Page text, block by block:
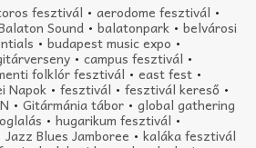
fesztivál •aerodome fesztivál •
Sound • balatonpark • belvárosi
• budapest music expo •
• campus fesztivál •
folklór fesztivál • east fest •
Napok • fesztivál • fesztivál kereső •
• Gitármánia tábor • global gathering
• hugarikum fesztivál •
Jazz Blues Jamboree • kaláka fesztivál